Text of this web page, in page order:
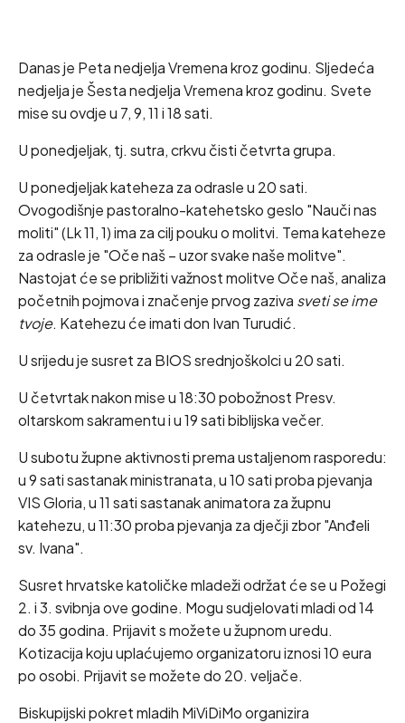
Danas je Peta nedjelja Vremena kroz godinu. Sljedeća
nedjelja je Šesta nedjelja Vremena kroz godinu. Svete
mise su ovdje u 7, 9, 11 i 18 sati.
U ponedjeljak, tj. sutra, crkvu čisti četvrta grupa.
U ponedjeljak kateheza za odrasle u 20 sati.
Ovogodišnje pastoralno-katehetsko geslo "Nauči nas
moliti" (Lk 11, 1) ima za cilj pouku o molitvi. Tema kateheze
za odrasle je "Oče naš – uzor svake naše molitve".
Nastojat će se približiti važnost molitve Oče naš, analiza
početnih pojmova i značenje prvog zaziva sveti se ime
tvoje. Katehezu će imati don Ivan Turudić.
U srijedu je susret za BIOS srednjoškolci u 20 sati.
U četvrtak nakon mise u 18:30 pobožnost Presv.
oltarskom sakramentu i u 19 sati biblijska večer.
U subotu župne aktivnosti prema ustaljenom rasporedu:
u 9 sati sastanak ministranata, u 10 sati proba pjevanja
VIS Gloria, u 11 sati sastanak animatora za župnu
katehezu, u 11:30 proba pjevanja za dječji zbor "Anđeli
sv. Ivana".
Susret hrvatske katoličke mladeži održat će se u Požegi
2. i 3. svibnja ove godine. Mogu sudjelovati mladi od 14
do 35 godina. Prijavit s možete u župnom uredu.
Kotizacija koju uplaćujemo organizatoru iznosi 10 eura
po osobi. Prijavit se možete do 20. veljače.
Biskupijski pokret mladih MiViDiMo organizira